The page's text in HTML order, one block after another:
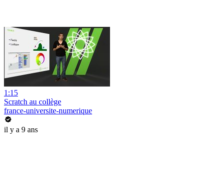
1:15
Scratch au collège
france-universite-numerique
il y a 9 ans